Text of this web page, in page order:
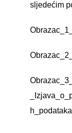
sljedećim
h_podataka